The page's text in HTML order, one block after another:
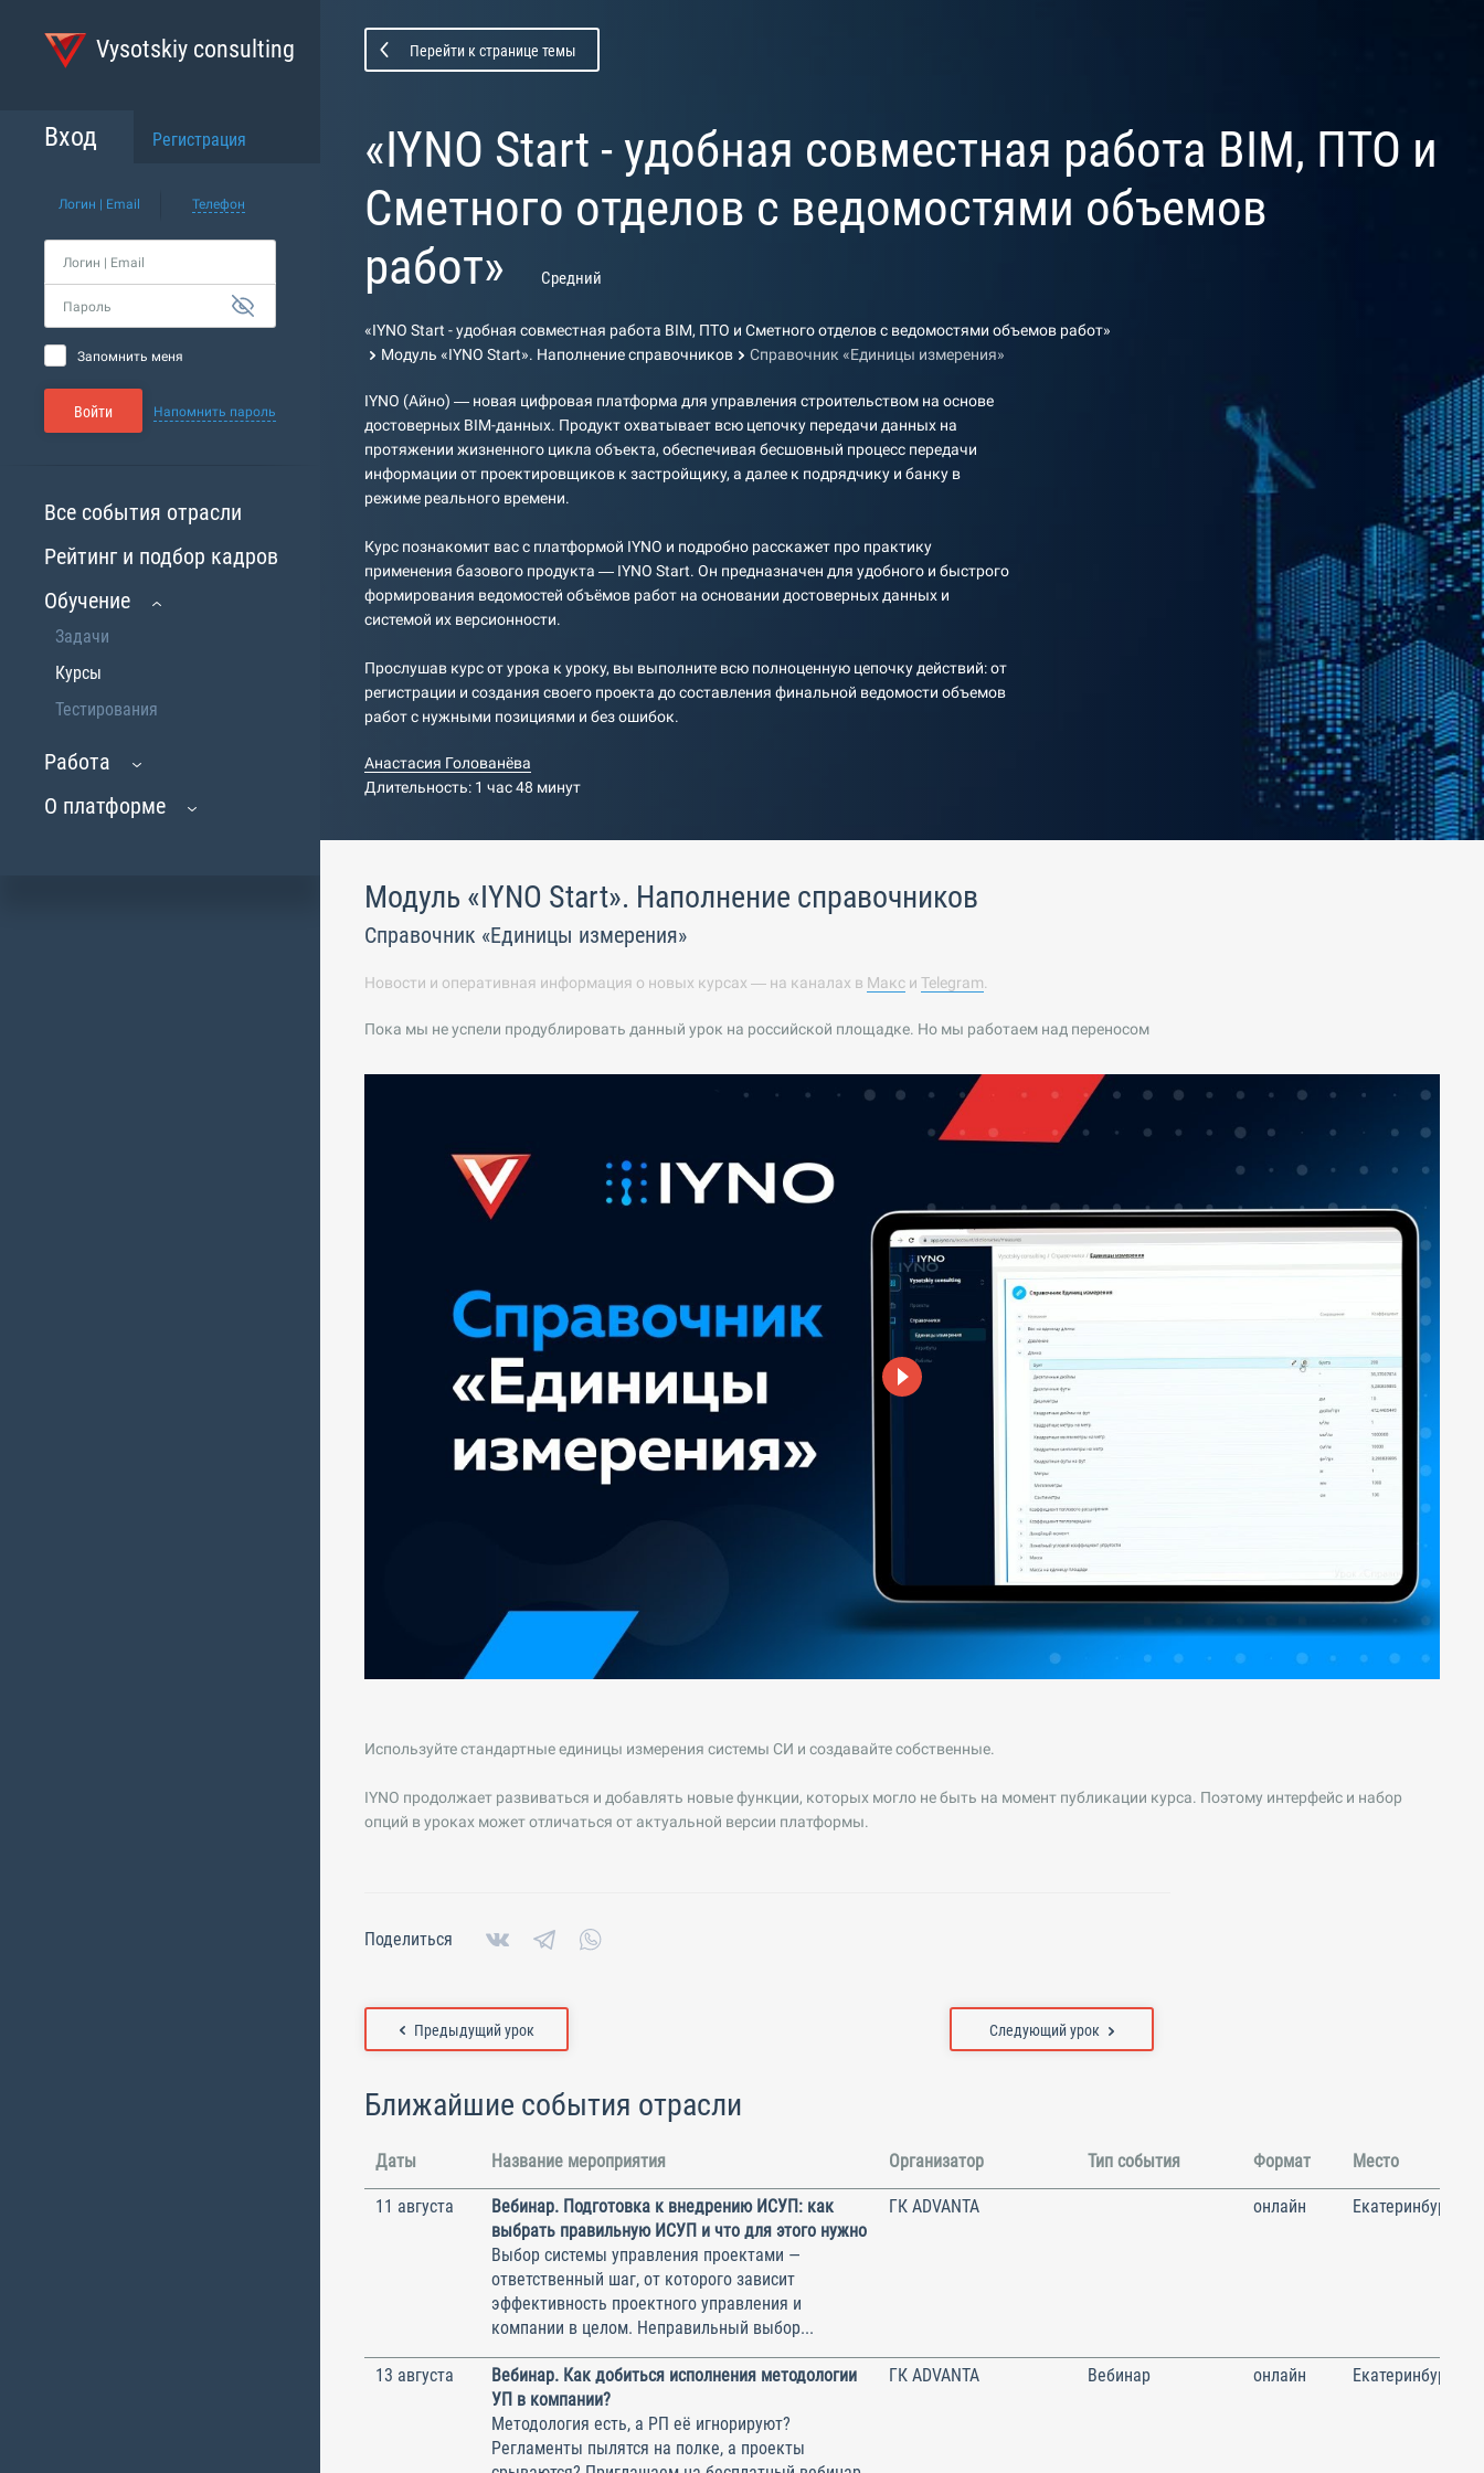
Vysotskiy consulting
Вход Регистрация
Логин | Email Телефон
Логин | Email
Пароль
Запомнить меня
Войти Напомнить пароль
Все события отрасли
Рейтинг и подбор кадров
Обучение
Задачи
Курсы
Тестирования
Работа
О платформе
Перейти к странице темы
«IYNO Start - удобная совместная работа BIM, ПТО и
Сметного отделов с ведомостями объемов
работ»
Средний
«IYNO Start - удобная совместная работа BIM, ПТО и Сметного отделов с ведомостями объемов работ»
Модуль «IYNO Start». Наполнение справочников
Справочник «Единицы измерения»
IYNO (Айно) — новая цифровая платформа для управления строительством на основе
достоверных BIM-данных. Продукт охватывает всю цепочку передачи данных на
протяжении жизненного цикла объекта, обеспечивая бесшовный процесс передачи
информации от проектировщиков к застройщику, а далее к подрядчику и банку в
режиме реального времени.
Курс познакомит вас с платформой IYNO и подробно расскажет про практику
применения базового продукта — IYNO Start. Он предназначен для удобного и быстрого
формирования ведомостей объёмов работ на основании достоверных данных и
системой их версионности.
Прослушав курс от урока к уроку, вы выполните всю полноценную цепочку действий: от
регистрации и создания своего проекта до составления финальной ведомости объемов
работ с нужными позициями и без ошибок.
Анастасия Голованёва
Длительность: 1 час 48 минут
Модуль «IYNO Start». Наполнение справочников
Справочник «Единицы измерения»
Новости и оперативная информация о новых курсах — на каналах в Макс и Telegram
Пока мы не успели продублировать данный урок на российской площадке. Но мы работаем над переносом
Используйте стандартные единицы измерения системы СИ и создавайте собственные.
IYNO продолжает развиваться и добавлять новые функции, которых могло не быть на момент публикации курса. Поэтому интерфейс и набор
опций в уроках может отличаться от актуальной версии платформы.
Поделиться
Предыдущий урок Следующий урок
Ближайшие события отрасли
Даты Название мероприятия Организатор Тип события Формат Место
11 августа
Вебинар. Подготовка к внедрению ИСУП: как
выбрать правильную ИСУП и что для этого нужно
Выбор системы управления проектами —
ответственный шаг, от которого зависит
эффективность проектного управления и
компании в целом. Неправильный выбор...
ГК ADVANTA онлайн Екатеринбург
13 августа
Вебинар. Как добиться исполнения методологии
УП в компании?
Методология есть, а РП её игнорируют?
Регламенты пылятся на полке, а проекты
ГК ADVANTA Вебинар онлайн Екатеринбург